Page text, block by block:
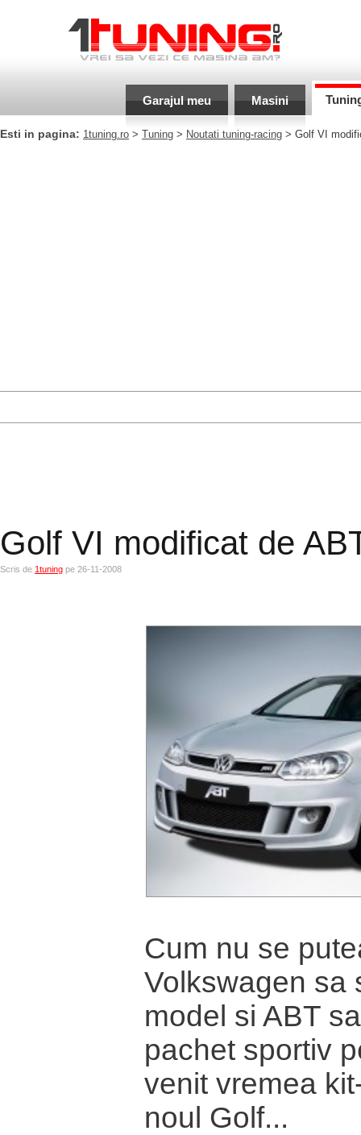
Garajul meu Masini
Esti in pagina: 1tuning.ro > Tuning > Noutati tuning-racing > Golf VI
Golf VI modificat de
Scris de 1tuning pe 26-11-2008
Cum nu se
Volkswagen sa
model si ABT
pachet sportiv
venit vremea
noul Golf...